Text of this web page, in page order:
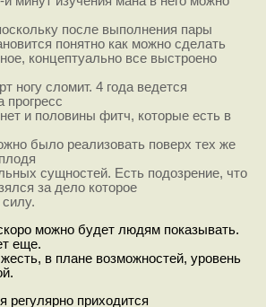
после выполнения пары
понятно как можно сделать
концептуально все выстроено
ногу сломит. 4 года ведется
прогресс
и половины фитч, которые есть в
было реализовать поверх тех же
сущностей. Есть подозрение, что
за дело которое
можно будет людям показывать.
еще.
в плане возможностей, уровень
регулярно приходится